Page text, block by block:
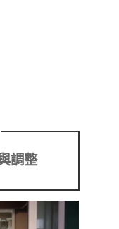
調整